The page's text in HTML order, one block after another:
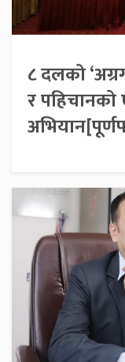
८ दलको
र पहिचानको